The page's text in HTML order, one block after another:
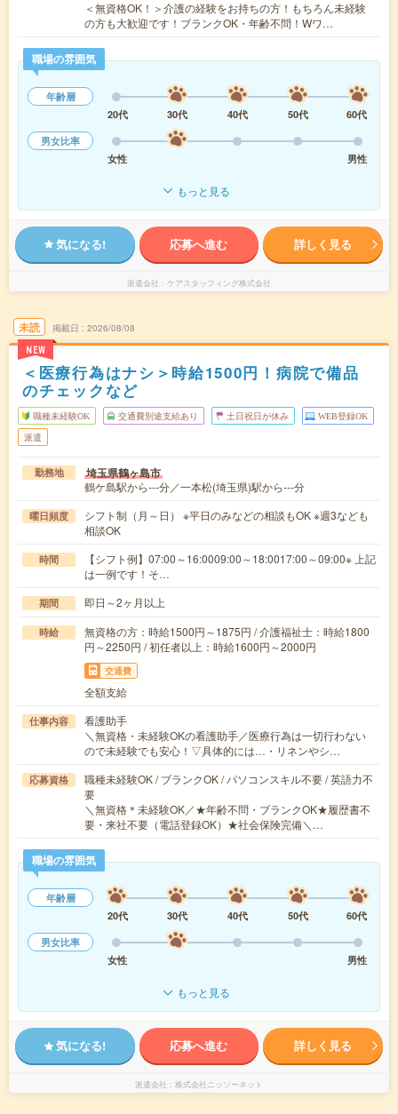
＜無資格OK！＞介護の経験をお持ちの方！もちろん未経験
の方も大歓迎です！ブランクOK・年齢不問！Wワ…
職場の雰囲気
年齢層
20代
30代 40代 50代
60代
男女比率
女性
男性
もっと見る
気になる! 応募へ進む 詳しく見る
派遣会社 ケアスタッフィング株式会社
未読
NEW
掲載日 2026/08/08
＜医療行為はナシ＞時給1500円！病院で備品
のチェックなど
職種未経験OK 交通費別途支給あり 土日祝日が休み WEB登録OK
派遣
勤務地 埼玉県鶴ヶ島市
鶴ケ島駅から---分／一本松(埼玉県)駅から---分
曜日頻度
シフト制（月～日） ※平日のみなどの相談もOK ※週3なども
相談OK
時間
【シフト例】07:00～16:0009:00～18:0017:00～09:00※ 上記
は一例です！そ…
期間 即日～2ヶ月以上
時給
無資格の方：時給1500円～1875円 / 介護福祉士：時給1800
円～2250円 / 初任者以上：時給1600円～2000円
交通費
全額支給
仕事内容
看護助手
＼無資格・未経験OKの看護助手／医療行為は一切行わない
ので未経験でも安心！▽具体的には…・リネンやシ…
応募資格
職種未経験OK / ブランクOK / パソコンスキル不要 / 英語力不
要
＼無資格＊未経験OK／★年齢不問・ブランクOK★履歴書不
要・来社不要（電話登録OK）★社会保険完備＼…
職場の雰囲気
年齢層
20代
30代 40代 50代
60代
男女比率
女性
男性
もっと見る
気になる! 応募へ進む 詳しく見る
派遣会社 株式会社ニッソーネット